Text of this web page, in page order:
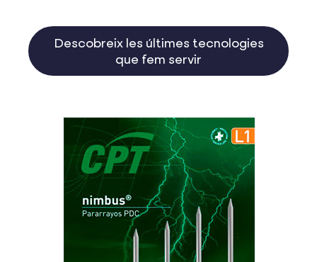
Descobreix les últimes tecnologies
que fem servir